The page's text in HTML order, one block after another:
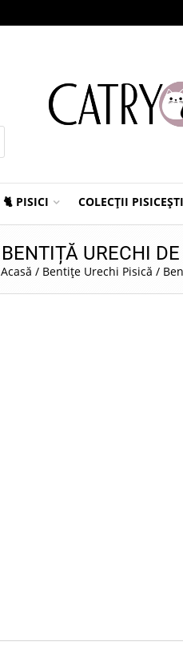
🐈 PISICI COLECȚII PISICEȘTI
BENTIȚĂ URECHI
Acasă / Bentițe Urechi Pisică /